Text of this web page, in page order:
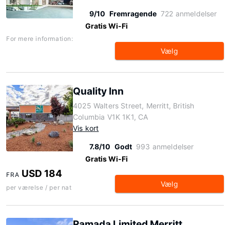
9/10 Fremragende 722 anmeldelser
Gratis Wi-Fi
For mere information:
Vælg
Quality Inn
4025 Walters Street, Merritt, British
Columbia V1K 1K1, CA
Vis kort
7.8/10 Godt 993 anmeldelser
Gratis Wi-Fi
FRA USD 184
per værelse / per nat Vælg